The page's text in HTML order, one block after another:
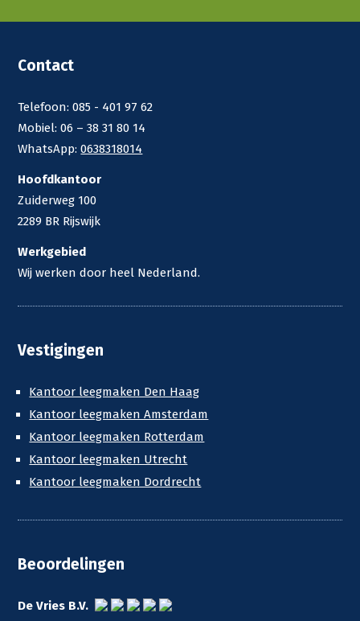
Contact
Telefoon: 085 - 401 97 62
Mobiel: 06 – 38 31 80 14
WhatsApp:0638318014
Hoofdkantoor
Zuiderweg 100
2289 BR Rijswijk
Werkgebied
Wij werken door heel Nederland.
Vestigingen
Kantoor leegmaken Den Haag
Kantoor leegmaken Amsterdam
Kantoor leegmaken Rotterdam
Kantoor leegmaken Utrecht
Kantoor leegmaken Dordrecht
Beoordelingen
De Vries B.V.